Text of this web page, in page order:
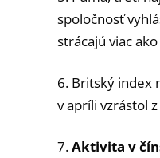
spoločnosť
strácajú viac ako
6. Britský index
v apríli vzrástol
7.Aktivita v